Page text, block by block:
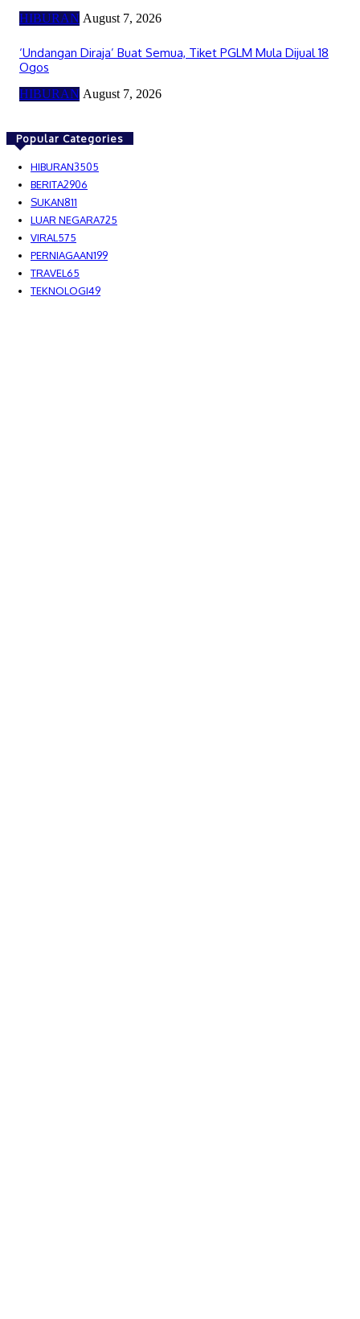
HIBURAN August 7, 2026
‘Undangan Diraja’ Buat Semua, Tiket PGLM Mula Dijual 18
Ogos
HIBURAN August 7, 2026
Popular Categories
HIBURAN3505
BERITA2906
SUKAN811
LUAR NEGARA725
VIRAL 575
PERNIAGAAN199
TRAVEL 65
TEKNOLOGI49